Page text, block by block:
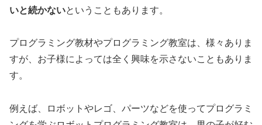
いと続かないということもあります。
プログラミング教材やプログラミング教室は、様々ありま
すが、お子様によっては全く興味を示さないこともありま
す。
例えば、ロボットやレゴ、パーツなどを使ってプログラミ